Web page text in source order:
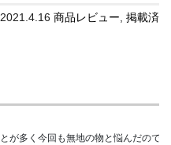
2021.4.16 商品レビュー 掲載済
が多く今回も無地の物と悩んだので